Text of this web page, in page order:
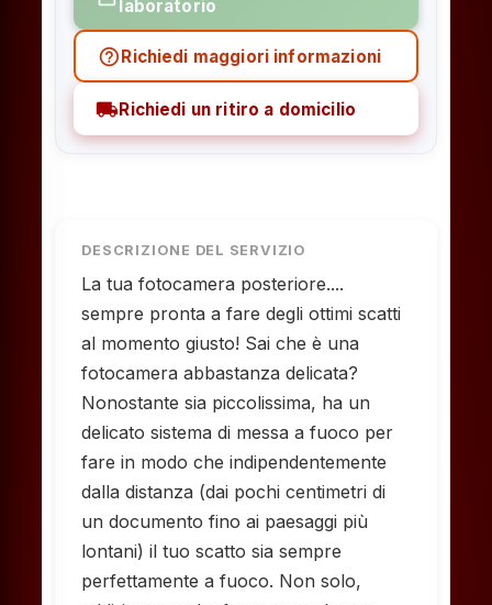
help_outlineRichiedi maggiori informazioni
laboratorio
local_shippingRichiedi un ritiro a domicilio
DESCRIZIONE DEL SERVIZIO
La tua fotocamera posteriore....
sempre pronta a fare degli ottimi scatti
al momento giusto! Sai che è una
fotocamera abbastanza delicata?
Nonostante sia piccolissima, ha un
delicato sistema di messa a fuoco per
fare in modo che indipendentemente
dalla distanza (dai pochi centimetri di
un documento fino ai paesaggi più
lontani) il tuo scatto sia sempre
perfettamente a fuoco. Non solo,